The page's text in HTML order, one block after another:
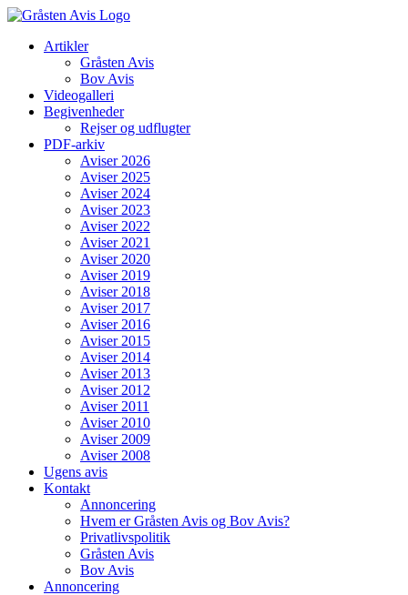
Skip
contentArtikler
Gråsten Avis
Bov Avis
Videogalleri
Begivenheder
Rejser og udflugter
PDF-arkiv
Aviser 2026
Aviser 2025
Aviser 2024
Aviser 2023
Aviser 2022
Aviser 2021
Aviser 2020
Aviser 2019
Aviser 2018
Aviser 2017
Aviser 2016
Aviser 2015
Aviser 2014
Aviser 2013
Aviser 2012
Aviser 2011
Aviser 2010
Aviser 2009
Aviser 2008
Ugens avis
Kontakt
Annoncering
Hvem er Gråsten Avis og Bov Avis?
Privatlivspolitik
Gråsten Avis
Bov Avis
Annoncering